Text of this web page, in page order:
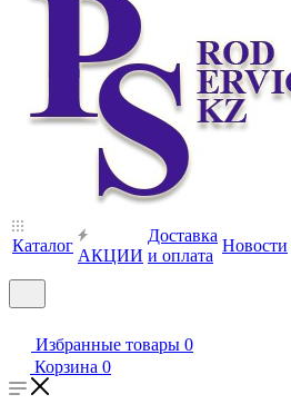
Каталог
АКЦИИ
Доставка
и оплата
Новости
Избранные товары 0
Корзина 0